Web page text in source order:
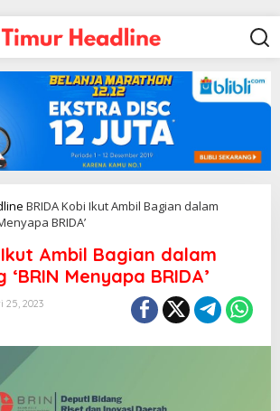
BRIDA Kobi Ikut Ambil Bagian dalam
BRIDA’
Ikut Ambil Bagian dalam
Menyapa BRIDA’
25, 2023